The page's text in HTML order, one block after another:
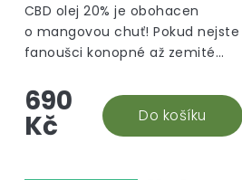
690
Kč Do košíku
CBD olej 20% je obohacen
o mangovou chuť! Pokud nejste
fanoušci konopné až zemité
organicky ochucený doplněk
stravy vám nejen zachutná,
ale...